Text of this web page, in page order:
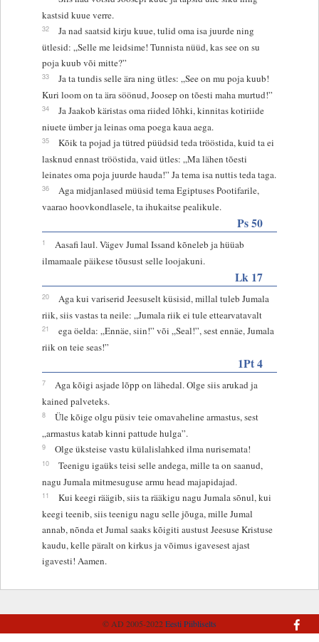
kastsid kuue verre.
32
Ja nad saatsid kirju kuue, tulid oma isa juurde ning
ütlesid: „Selle me leidsime! Tunnista nüüd, kas see on su
poja kuub või mitte?”
33
Ja ta tundis selle ära ning ütles: „See on mu poja kuub!
Kuri loom on ta ära söönud, Joosep on tõesti maha murtud!”
34
Ja Jaakob käristas oma riided lõhki, kinnitas kotiriide
niuete ümber ja leinas oma poega kaua aega.
35
Kõik ta pojad ja tütred püüdsid teda trööstida, kuid ta ei
lasknud ennast trööstida, vaid ütles: „Ma lähen tõesti
leinates oma poja juurde hauda!” Ja tema isa nuttis teda taga.
36
Aga midjanlased müüsid tema Egiptuses Pootifarile,
vaarao hoovkondlasele, ta ihukaitse pealikule.
Ps 50
1
Aasafi laul. Vägev Jumal Issand kõneleb ja hüüab
ilmamaale päikese tõusust selle loojakuni.
Lk 17
20
Aga kui variserid Jeesuselt küsisid, millal tuleb Jumala
riik, siis vastas ta neile: „Jumala riik ei tule ettearvatavalt
21
ega öelda: „Ennäe, siin!” või „Seal!”, sest ennäe, Jumala
riik on teie seas!”
1Pt 4
7
Aga kõigi asjade lõpp on lähedal. Olge siis arukad ja
kained palveteks.
8
Üle kõige olgu püsiv teie omavaheline armastus, sest
„armastus katab kinni pattude hulga”.
9 Olge üksteise vastu külalislahked ilma nurisemata!
10
Teenigu igaüks teisi selle andega, mille ta on saanud,
nagu Jumala mitmesuguse armu head majapidajad.
11
Kui keegi räägib, siis ta rääkigu nagu Jumala sõnul, kui
keegi teenib, siis teenigu nagu selle jõuga, mille Jumal
annab, nõnda et Jumal saaks kõigiti austust Jeesuse Kristuse
kaudu, kelle päralt on kirkus ja võimus igavesest ajast
igavesti! Aamen.
© AD 2005-2022Eesti Piibliselts